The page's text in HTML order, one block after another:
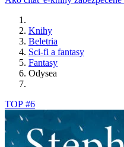
Knihy
Beletria
Sci-fi a fantasy
Fantasy
Odysea
TOP #6